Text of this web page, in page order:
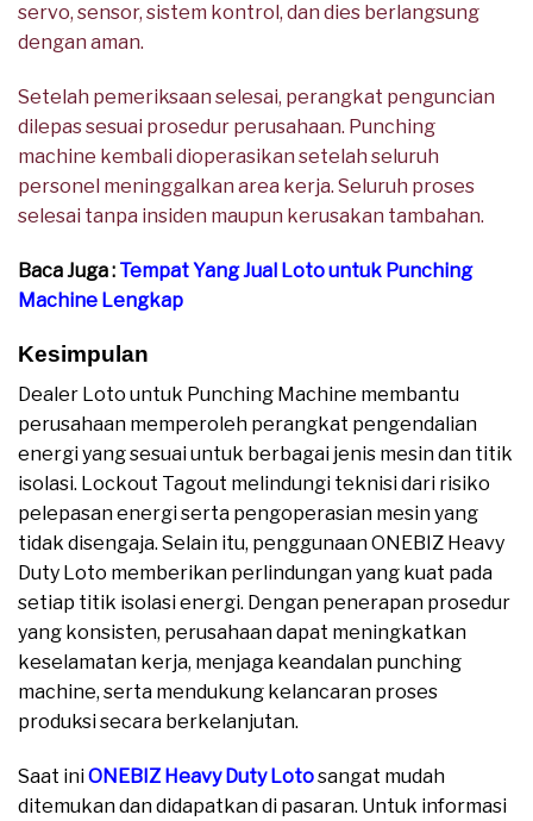
servo, sensor, sistem kontrol, dan dies berlangsung
dengan aman.
Setelah pemeriksaan selesai, perangkat penguncian
dilepas sesuai prosedur perusahaan. Punching
machine kembali dioperasikan setelah seluruh
personel meninggalkan area kerja. Seluruh proses
selesai tanpa insiden maupun kerusakan tambahan.
Baca Juga : Tempat Yang Jual Loto untuk Punching
Machine Lengkap
Kesimpulan
Dealer Loto untuk Punching Machine membantu
perusahaan memperoleh perangkat pengendalian
energi yang sesuai untuk berbagai jenis mesin dan titik
isolasi. Lockout Tagout melindungi teknisi dari risiko
pelepasan energi serta pengoperasian mesin yang
tidak disengaja. Selain itu, penggunaan ONEBIZ Heavy
Duty Loto memberikan perlindungan yang kuat pada
setiap titik isolasi energi. Dengan penerapan prosedur
yang konsisten, perusahaan dapat meningkatkan
keselamatan kerja, menjaga keandalan punching
machine, serta mendukung kelancaran proses
produksi secara berkelanjutan.
Saat iniONEBIZ Heavy Duty Lotosangat mudah
ditemukan dan didapatkan di pasaran. Untuk informasi